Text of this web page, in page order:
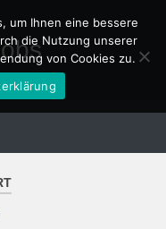
um Ihnen eine bessere
die Nutzung unserer
von Cookies zu.